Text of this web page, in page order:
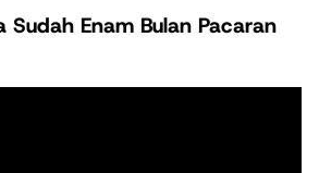
Sudah Enam Bulan Pacaran